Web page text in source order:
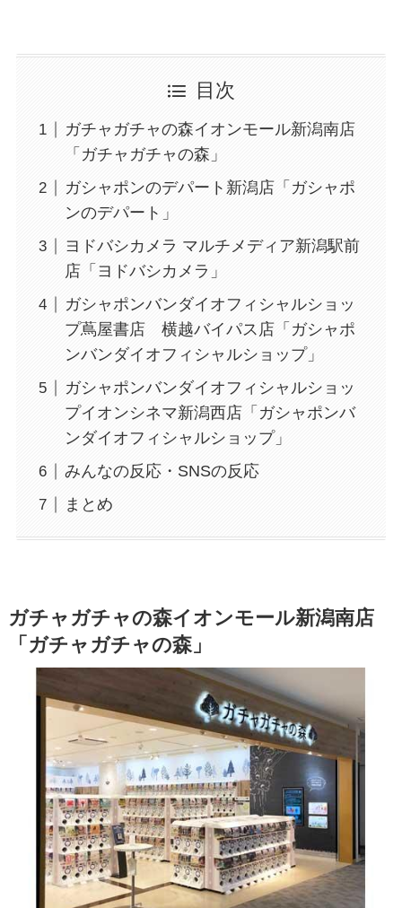
目次
ガチャガチャの森イオンモール新潟南店
「ガチャガチャの森」
ガシャポンのデパート新潟店「ガシャポ
ンのデパート」
ヨドバシカメラ マルチメディア新潟駅前
店「ヨドバシカメラ」
ガシャポンバンダイオフィシャルショッ
プ蔦屋書店 横越バイパス店「ガシャポ
ンバンダイオフィシャルショップ」
ガシャポンバンダイオフィシャルショッ
プイオンシネマ新潟西店「ガシャポンバ
ンダイオフィシャルショップ」
みんなの反応・SNSの反応
まとめ
ガチャガチャの森イオンモール新潟南店
「ガチャガチャの森」